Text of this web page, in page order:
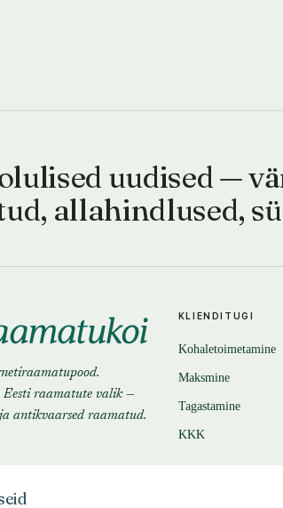
uudised —
allahindlused,
raamatute valik —
antikvaarsed raamatud.
KLIENDITUGI
Kohaletoimetamine
Maksmine
Tagastamine
KKK